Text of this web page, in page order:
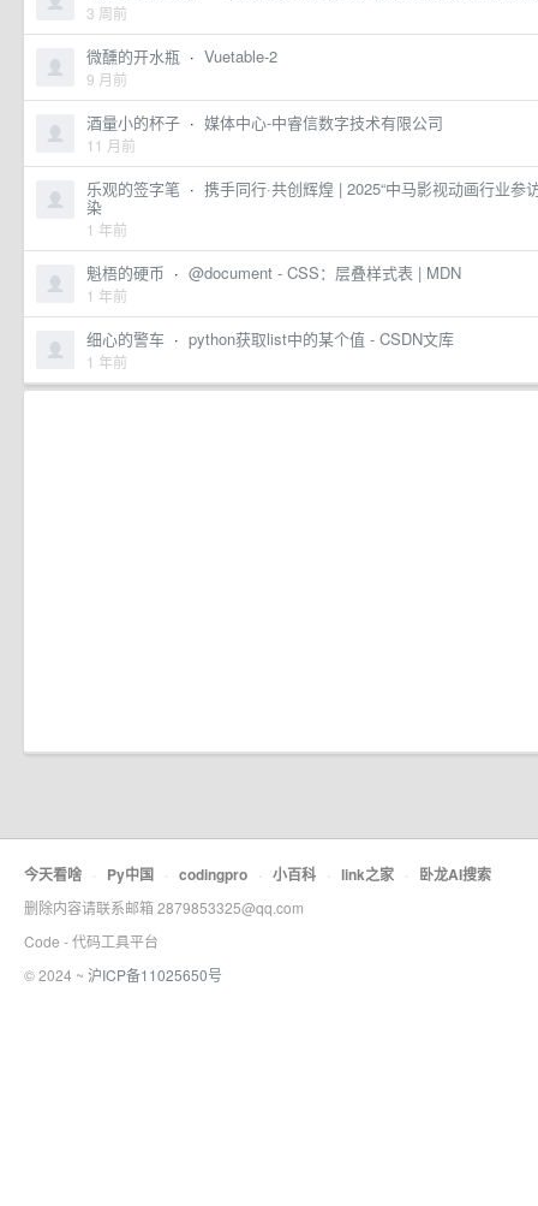
3 周前
微醺的开水瓶 · Vuetable-2
9 月前
酒量小的杯子 · 媒体中心-中睿信数字技术有限公司
11 月前
乐观的签字笔 · 携手同行·共创辉煌 | 2025“中马影视动画行业参
染
1 年前
魁梧的硬币 · @document - CSS：层叠样式表 | MDN
1 年前
细心的警车 · python获取list中的某个值 - CSDN文库
1 年前
今天看啥 · Py中国 · codingpro · 小百科 · link之家 · 卧龙AI搜索
删除内容请联系邮箱 2879853325@qq.com
Code - 代码工具平台
© 2024 ~ 沪ICP备11025650号